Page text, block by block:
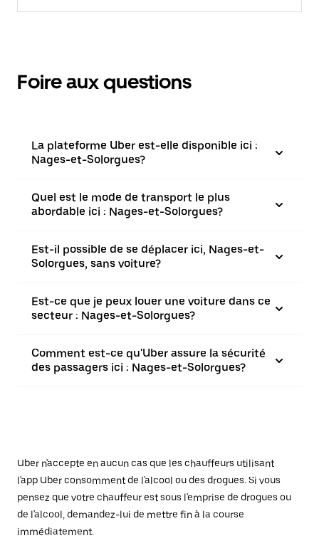
Foire aux questions
La plateforme Uber est-elle disponible ici :
Nages-et-Solorgues?
Quel est le mode de transport le plus
abordable ici : Nages-et-Solorgues?
Est-il possible de se déplacer ici, Nages-et-
Solorgues, sans voiture?
Est-ce que je peux louer une voiture dans ce
secteur : Nages-et-Solorgues?
Comment est-ce qu'Uber assure la sécurité
des passagers ici : Nages-et-Solorgues?
Uber n'accepte en aucun cas que les chauffeurs utilisant
l'app Uber consomment de l'alcool ou des drogues. Si vous
pensez que votre chauffeur est sous l'emprise de drogues ou
de l'alcool, demandez-lui de mettre fin à la course
immédiatement.